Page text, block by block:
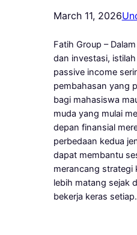
March 11, 2026
Fatih Group –
dan investasi,
passive income
pembahasan yang
bagi mahasiswa
muda yang mulai
depan finansial
perbedaan kedua
dapat membantu
merancang strategi
lebih matang sejak
bekerja keras